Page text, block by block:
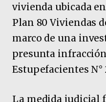
vivienda ubicada
Plan 80 Viviendas
marco de una
presunta
Estupefacientes N°
La medida judicial